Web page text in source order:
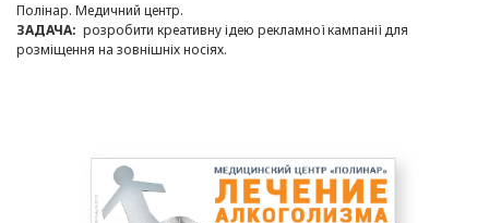
Полінар. Медичний центр.
ЗАДАЧА: розробити креативну ідею рекламної кампанії для
розміщення на зовнішніх носіях.